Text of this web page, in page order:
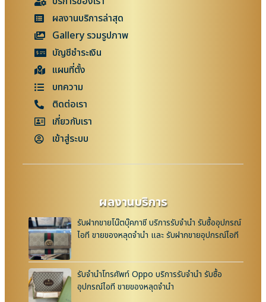
ผลงานบริการล่าสุด
Gallery รวมรูปภาพ
บัญชีชำระเงิน
แผนที่ตั้ง
บทความ
ติดต่อเรา
เกี่ยวกับเรา
เข้าสู่ระบบ
ผลงานบริการ
รับฝากขายโน๊ตบุ๊คภาชี บริการรับจำนำ รับซื้ออุปกรณ์
ไอที ขายของหลุดจำนำ และ รับฝากขายอุปกรณ์ไอที
รับจำนำโทรศัพท์ Oppo บริการรับจำนำ รับซื้อ
อุปกรณ์ไอที ขายของหลุดจำนำ